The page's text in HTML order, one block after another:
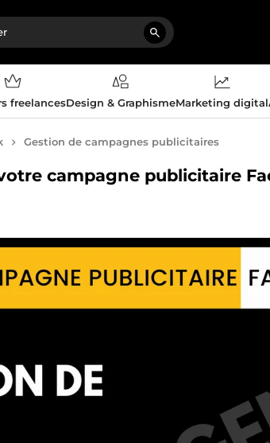
freelancesDesign & GraphismeMarketing digital
Gestion de campagnes publicitaires
campagne publicitaire